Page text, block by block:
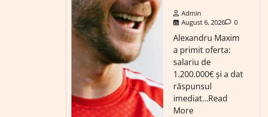
Admin
August 6, 2026
0
Alexandru Maxim
a primit oferta:
salariu de
1.200.000€ și a dat
răspunsul
imediat...Read
More